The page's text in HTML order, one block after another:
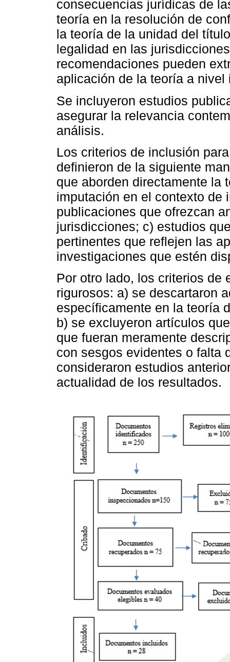
consecuencias jurídicas de
teoría en la resolución de
la teoría de la unidad del
legalidad en las
recomendaciones pueden
aplicación de la teoría a nivel
Se incluyeron estudios
asegurar la relevancia
análisis.
Los criterios de inclusión
definieron de la siguiente
que aborden directamente la
imputación en el contexto de
publicaciones que ofrezcan
jurisdicciones; c) estudios
pertinentes que reflejen las
investigaciones que estén
Por otro lado, los criterios de
rigurosos: a) se descartaron
específicamente en la teoría
b) se excluyeron artículos
que fueran meramente
con sesgos evidentes o falta
consideraron estudios
actualidad de los resultados.